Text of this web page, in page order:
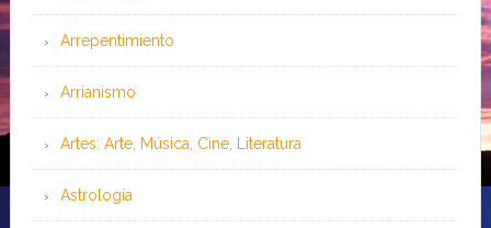
Arrepentimiento
Arrianismo
Artes: Arte, Música, Cine, Literatura
Astrología